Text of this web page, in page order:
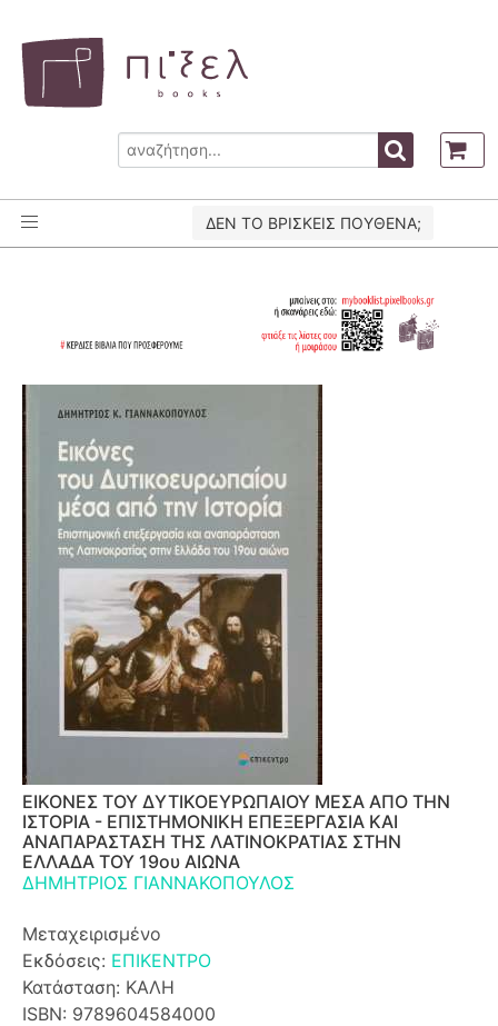
ΔΕΝ ΤΟ ΒΡΙΣΚΕΙΣ ΠΟΥΘΕΝΑ;
ΕΙΚΟΝΕΣ ΤΟΥ ΔΥΤΙΚΟΕΥΡΩΠΑΙΟΥ ΜΕΣΑ ΑΠΟ ΤΗΝ
ΙΣΤΟΡΙΑ - ΕΠΙΣΤΗΜΟΝΙΚΗ ΕΠΕΞΕΡΓΑΣΙΑ ΚΑΙ
ΑΝΑΠΑΡΑΣΤΑΣΗ ΤΗΣ ΛΑΤΙΝΟΚΡΑΤΙΑΣ ΣΤΗΝ
ΕΛΛΑΔΑ ΤΟΥ 19ου ΑΙΩΝΑ
ΔΗΜΗΤΡΙΟΣ ΓΙΑΝΝΑΚΟΠΟΥΛΟΣ
Μεταχειρισμένο
Εκδόσεις: ΕΠΙΚΕΝΤΡΟ
Κατάσταση: ΚΑΛΗ
ISBN: 9789604584000